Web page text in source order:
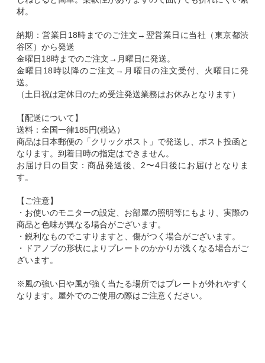
材。
納期：営業日18時までのご注文→翌営業日に当社（東京都渋
谷区）から発送
金曜日18時までのご注文→月曜日に発送。
金曜日18時以降のご注文→月曜日の注文受付、火曜日に発
送。
（土日祝は定休日のため受注発送業務はお休みとなります）
【配送について】
送料：全国一律185円(税込）
商品は日本郵便の「クリックポスト」で発送し、ポスト投函と
なります。到着日時の指定はできません。
お届け日の目安：商品発送後、2〜4日後にお届けとなりま
す。
【ご注意】
・お使いのモニターの設定、お部屋の照明等にもより、実際の
商品と色味が異なる場合がございます。
・鋭利なものでこすりますと、傷がつく場合がございます。
・ドアノブの形状によりプレートのかかりが浅くなる場合がご
ざいます。
※風の強い日や風が強く当たる場所ではプレートが外れやすく
なります。屋外でのご使用の際はご注意ください。